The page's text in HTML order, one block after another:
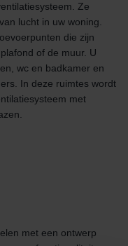
Ze
lucht in uw woning.
die zijn
of de muur. U
wc en badkamer en
In deze ruimtes wordt
met
met een ontwerp